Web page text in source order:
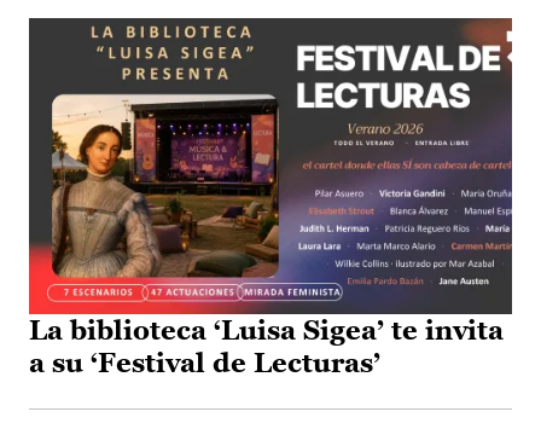
La biblioteca ‘Luisa Sigea’ te invita
a su ‘Festival de Lecturas’